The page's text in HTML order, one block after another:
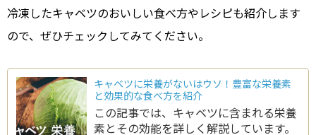
冷凍したキャベツのおいしい食べ方やレシピも紹介します
ので、ぜひチェックしてみてください。
キャベツに栄養がないはウソ！豊富な栄養素
と効果的な食べ方を紹介
この記事では、キャベツに含まれる栄養
素とその効能を詳しく解説しています。